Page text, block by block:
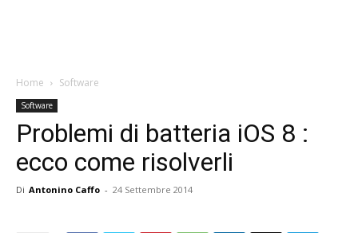
Home Software
Software
Problemi di batteria iOS 8 :
ecco come risolverli
Di Antonino Caffo - 24 Settembre 2014